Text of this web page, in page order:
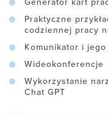
Generator kart
Praktyczne
codziennej pracy
Komunikator i
Wideokonferencje
Wykorzystanie
Chat GPT